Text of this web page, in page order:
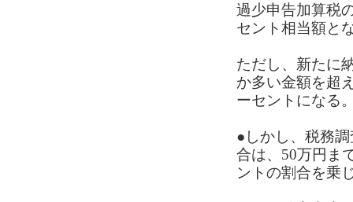
過少申告加算税
セント相当額と
ただし、新たに
か多い金額を超
ーセントになる
●しかし、税務
合は、50万円ま
ントの割合を乗